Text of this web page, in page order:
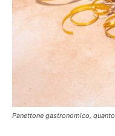
Panettone gastronomico,